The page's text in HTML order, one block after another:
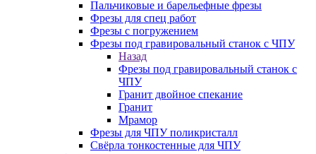
Пальчиковые и барельефные фрезы
Фрезы для спец работ
Фрезы с погружением
Фрезы под гравировальный станок с ЧПУ
Назад
Фрезы под гравировальный станок с
ЧПУ
Гранит двойное спекание
Гранит
Мрамор
Фрезы для ЧПУ поликристалл
Свёрла тонкостенные для ЧПУ